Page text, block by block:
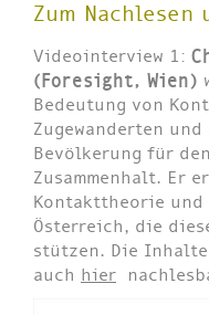
Zum Nachlesen
Videointerview 1:
(Foresight, Wien)
Bedeutung von
Zugewanderten
Bevölkerung für
Zusammenhalt. Er
Kontakttheorie
Österreich, die
stützen. Die
auch hier